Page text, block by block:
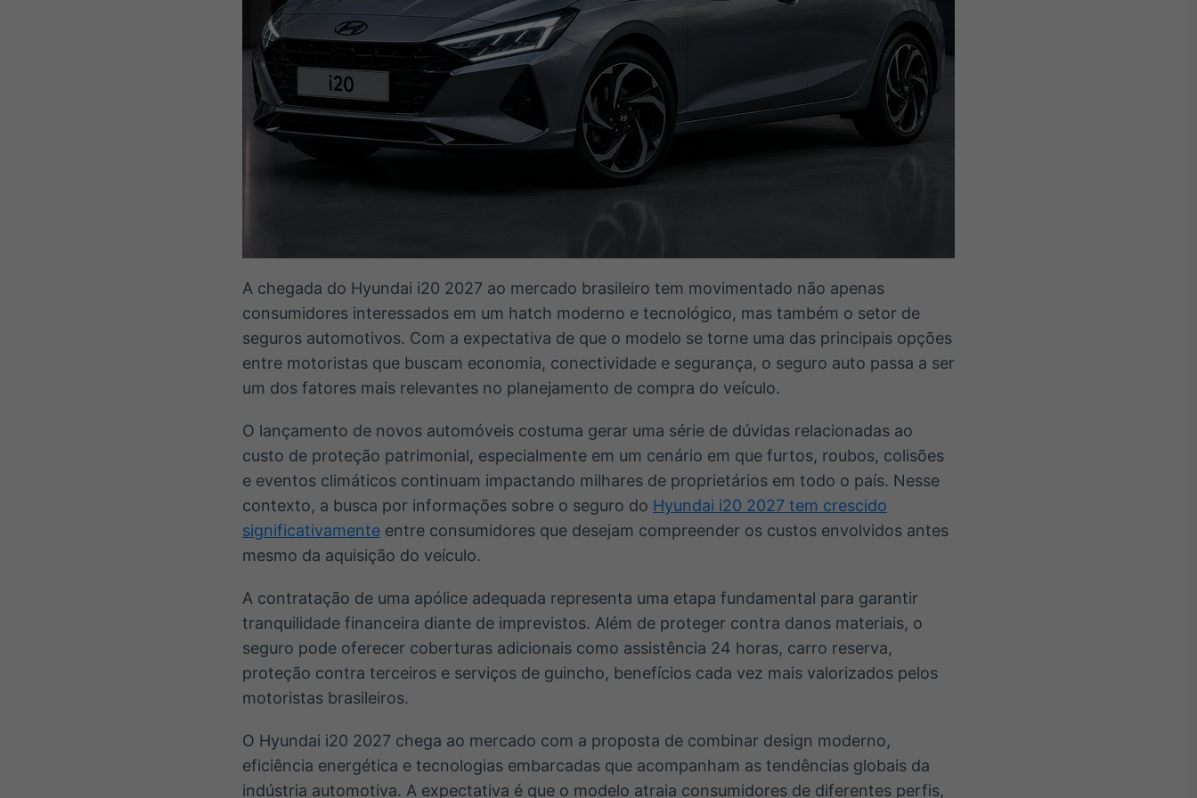
A chegada do Hyundai i20 2027 ao mercado brasileiro tem movimentado não apenas
consumidores interessados em um hatch moderno e tecnológico, mas também o setor de
seguros automotivos. Com a expectativa de que o modelo se torne uma das principais opções
entre motoristas que buscam economia, conectividade e segurança, o seguro auto passa a ser
um dos fatores mais relevantes no planejamento de compra do veículo.
O lançamento de novos automóveis costuma gerar uma série de dúvidas relacionadas ao
custo de proteção patrimonial, especialmente em um cenário em que furtos, roubos, colisões
e eventos climáticos continuam impactando milhares de proprietários em todo o país. Nesse
contexto, a busca por informações sobre o seguro do Hyundai i20 2027 tem crescido
significativamente entre consumidores que desejam compreender os custos envolvidos antes
mesmo da aquisição do veículo.
A contratação de uma apólice adequada representa uma etapa fundamental para garantir
tranquilidade financeira diante de imprevistos. Além de proteger contra danos materiais, o
seguro pode oferecer coberturas adicionais como assistência 24 horas, carro reserva,
proteção contra terceiros e serviços de guincho, benefícios cada vez mais valorizados pelos
motoristas brasileiros.
O Hyundai i20 2027 chega ao mercado com a proposta de combinar design moderno,
eficiência energética e tecnologias embarcadas que acompanham as tendências globais da
indústria automotiva. A expectativa é que o modelo atraia consumidores de diferentes perfis,